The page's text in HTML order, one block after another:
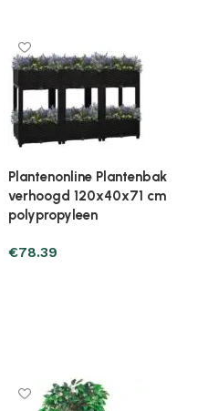
Plantenonline Plantenbak
verhoogd 120x40x71 cm
polypropyleen
€76.43